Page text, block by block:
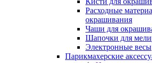
Расходные
окрашивания
Чаши для
Шапочки для
Электронные весы
Парикмахерские